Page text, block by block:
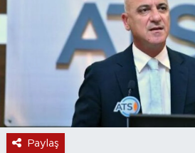
Paylaş